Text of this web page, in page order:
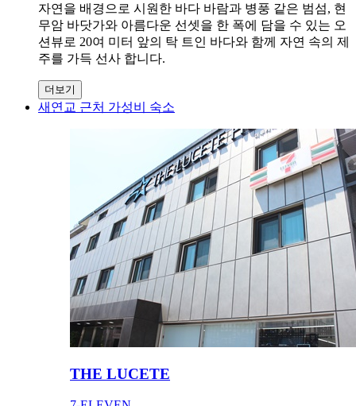
자연을 배경으로 시원한 바다 바람과 병풍 같은 범섬, 현
무암 바닷가와 아름다운 선셋을 한 폭에 담을 수 있는 오
션뷰로 20여 미터 앞의 탁 트인 바다와 함께 자연 속의 제
주를 가득 선사 합니다.
더보기
새연교 근처 가성비 숙소
THE LUCETE